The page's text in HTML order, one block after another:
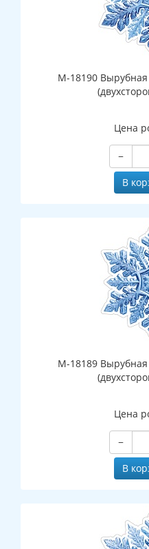
М-18190
Цена
−
В
М-18189
Цена
−
В